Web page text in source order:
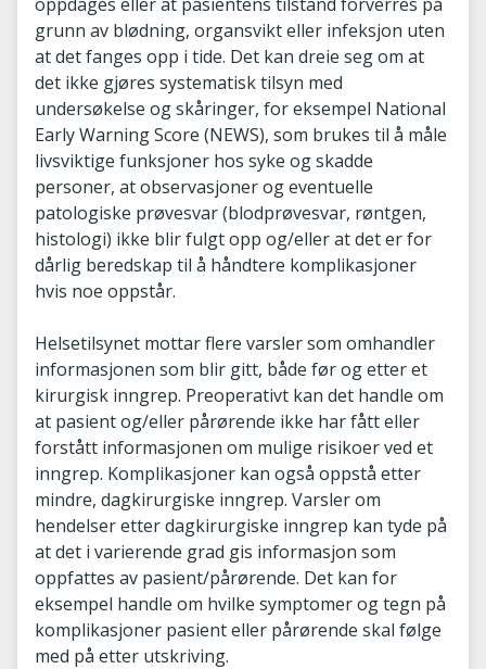
grunn av blødning, organsvikt eller infeksjon uten
at det fanges opp i tide. Det kan dreie seg om at
det ikke gjøres systematisk tilsyn med
undersøkelse og skåringer, for eksempel National
Early Warning Score (NEWS), som brukes til å måle
livsviktige funksjoner hos syke og skadde
personer, at observasjoner og eventuelle
patologiske prøvesvar (blodprøvesvar, røntgen,
histologi) ikke blir fulgt opp og/eller at det er for
dårlig beredskap til å håndtere komplikasjoner
hvis noe oppstår.
Helsetilsynet mottar flere varsler som omhandler
informasjonen som blir gitt, både før og etter et
kirurgisk inngrep. Preoperativt kan det handle om
at pasient og/eller pårørende ikke har fått eller
forstått informasjonen om mulige risikoer ved et
inngrep. Komplikasjoner kan også oppstå etter
mindre, dagkirurgiske inngrep. Varsler om
hendelser etter dagkirurgiske inngrep kan tyde på
at det i varierende grad gis informasjon som
oppfattes av pasient/pårørende. Det kan for
eksempel handle om hvilke symptomer og tegn på
komplikasjoner pasient eller pårørende skal følge
med på etter utskriving.